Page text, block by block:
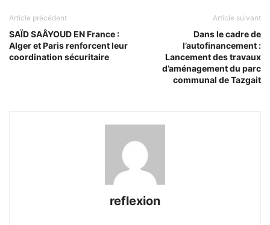
Article précédent
SAÏD SAÂYOUD EN France :
Alger et Paris renforcent leur
coordination sécuritaire
Article suivant
Dans le cadre de
l’autofinancement :
Lancement des travaux
d’aménagement du parc
communal de Tazgait
reflexion